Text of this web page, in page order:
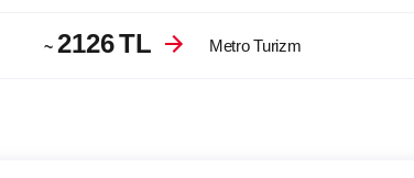
~ 2126TL Metro Turizm